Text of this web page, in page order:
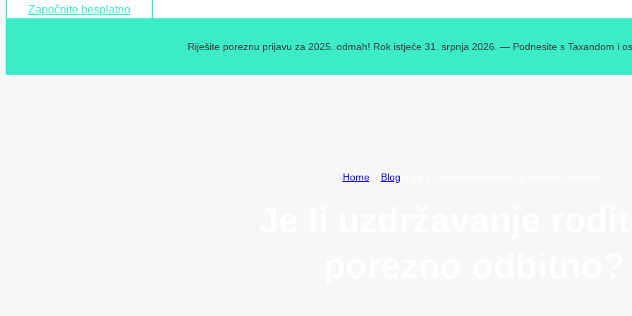
Započnite besplatno
Riješite poreznu prijavu za 2025. odmah! Rok istječe 31. srpnja 2026. — Podnesite s Taxandom i
Home» Blog